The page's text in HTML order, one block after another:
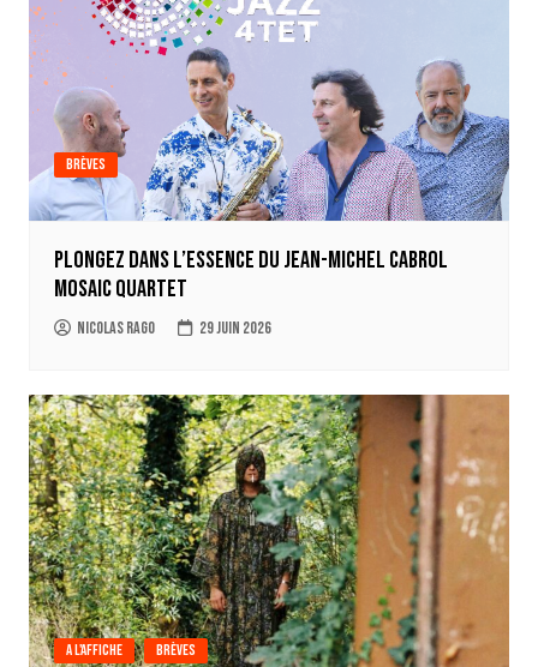
Brèves
Plongez dans l’essence du Jean-Michel Cabrol
Mosaic Quartet
Nicolas Rago 29 juin 2026
A l'affiche Brèves